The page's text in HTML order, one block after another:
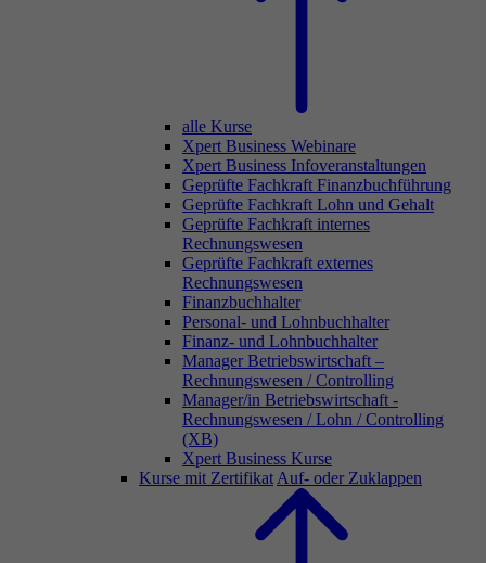
alle Kurse
Xpert Business Webinare
Xpert Business Infoveranstaltungen
Geprüfte Fachkraft Finanzbuchführung
Geprüfte Fachkraft Lohn und Gehalt
Geprüfte Fachkraft internes
Rechnungswesen
Geprüfte Fachkraft externes
Rechnungswesen
Finanzbuchhalter
Personal- und Lohnbuchhalter
Finanz- und Lohnbuchhalter
Manager Betriebswirtschaft –
Rechnungswesen / Controlling
Manager/in Betriebswirtschaft -
Rechnungswesen / Lohn / Controlling
(XB)
Xpert Business Kurse
Kurse mit Zertifikat Auf- oder Zuklappen